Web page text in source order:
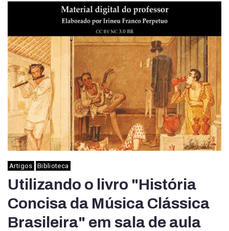
Artigos Biblioteca
Utilizando o livro "História
Concisa da Música Clássica
Brasileira" em sala de aula